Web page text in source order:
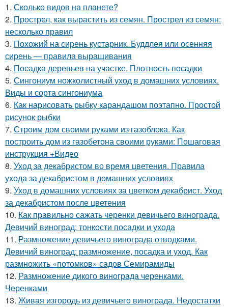
1. Сколько видов на планете?
2. Прострел, как вырастить из семян. Прострел из семян:
несколько правил
3. Похожий на сирень кустарник. Буддлея или осенняя
сирень — правила выращивания
4. Посадка деревьев на участке. Плотность посадки
5. Сингониум ножколистный уход в домашних условиях.
Виды и сорта сингониума
6. Как нарисовать рыбку карандашом поэтапно. Простой
рисунок рыбки
7. Строим дом своими руками из газоблока. Как
построить дом из газобетона своими руками: Пошаговая
инструкция +Видео
8. Уход за декабристом во время цветения. Правила
ухода за декабристом в домашних условиях
9. Уход в домашних условиях за цветком декабрист. Уход
за декабристом после цветения
10. Как правильно сажать черенки девичьего винограда.
Девичий виноград: тонкости посадки и ухода
11. Размножение девичьего винограда отводками.
Девичий виноград: размножение, посадка и уход. Как
размножить «потомков» садов Семирамиды
12. Размножение дикого винограда черенками.
Черенками
13. Живая изгородь из девичьего винограда. Недостатки